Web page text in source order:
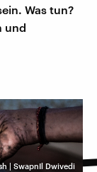
Was tun?
und
| SwapnIl Dwivedi